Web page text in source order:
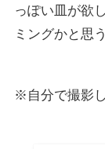
っぽい皿が欲
ミングかと思
※自分で撮影